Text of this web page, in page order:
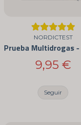
NORDICTEST
9,95 €
Seguir